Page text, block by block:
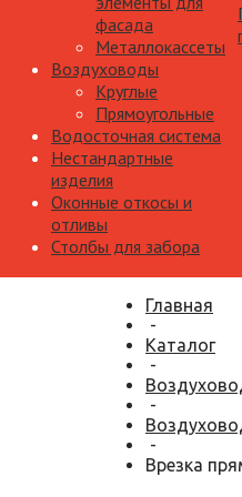
фасада
Металлокассеты
Воздуховоды
Круглые
Прямоугольные
Водосточная система
Нестандартные
изделия
Оконные откосы и
отливы
Столбы для забора
Главная
-
Каталог
-
-
-
Врезка